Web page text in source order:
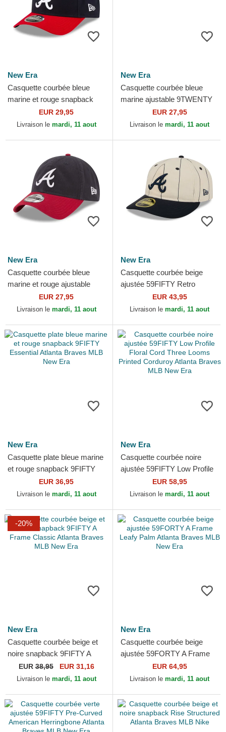
New Era
Casquette courbée bleue
marine et rouge snapback
9FORTY M-Crown Player
Replica Atlanta Braves
EUR 29,95
Livraison le mardi, 11 aout
New Era
Casquette courbée bleue
marine ajustable 9TWENTY
Core Classic Atlanta Braves
MLB New Era
EUR 27,95
Livraison le mardi, 11 aout
New Era
Casquette courbée bleue
marine et rouge ajustable
9TWENTY Core Classic
Atlanta Braves MLB New Era
EUR 27,95
Livraison le mardi, 11 aout
New Era
Casquette courbée beige
ajustée 59FIFTY Retro
Crown Linen Atlanta Braves
MLB New Era
EUR 43,95
Livraison le mardi, 11 aout
New Era
Casquette plate bleue marine
et rouge snapback 9FIFTY
Essential Atlanta Braves
MLB New Era
EUR 36,95
Livraison le mardi, 11 aout
New Era
Casquette courbée noire
ajustée 59FIFTY Low Profile
Floral Cord Three Looms
Printed Corduroy...
EUR 58,95
Livraison le mardi, 11 aout
-20%
New Era
Casquette courbée beige et
noire snapback 9FIFTY A
Frame Classic Atlanta
Braves MLB New Era
EUR38,95 EUR 31,16
Livraison le mardi, 11 aout
New Era
Casquette courbée beige
ajustée 59FORTY A Frame
Leafy Palm Atlanta Braves
MLB New Era
EUR 64,95
Livraison le mardi, 11 aout